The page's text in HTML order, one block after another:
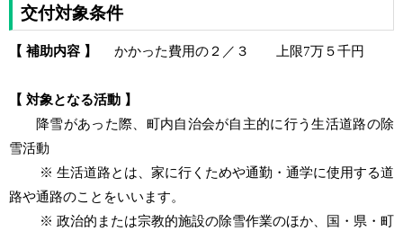
交付対象条件
【 補助内容 】 かかった費用の２／３ 上限7万５千円
【 対象となる活動 】
降雪があった際、町内自治会が自主的に行う生活道路の除
雪活動
※ 生活道路とは、家に行くためや通勤・通学に使用する道
路や通路のことをいいます。
※ 政治的または宗教的施設の除雪作業のほか、国・県・町